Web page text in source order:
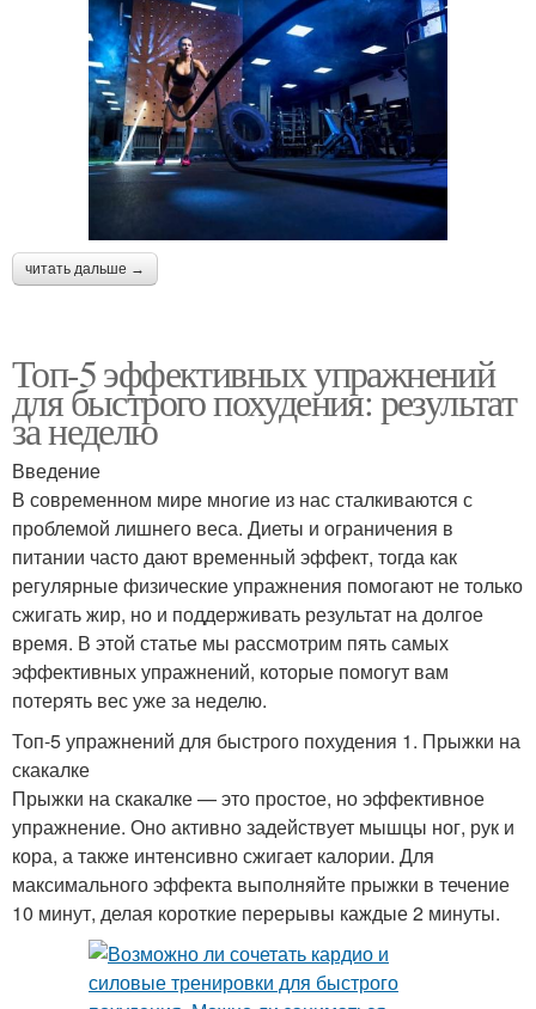
читать дальше →
Топ-5 эффективных упражнений
для быстрого похудения: результат
за неделю
Введение
В современном мире многие из нас сталкиваются с
проблемой лишнего веса. Диеты и ограничения в
питании часто дают временный эффект, тогда как
регулярные физические упражнения помогают не только
сжигать жир, но и поддерживать результат на долгое
время. В этой статье мы рассмотрим пять самых
эффективных упражнений, которые помогут вам
потерять вес уже за неделю.
Топ-5 упражнений для быстрого похудения 1. Прыжки на
скакалке
Прыжки на скакалке — это простое, но эффективное
упражнение. Оно активно задействует мышцы ног, рук и
кора, а также интенсивно сжигает калории. Для
максимального эффекта выполняйте прыжки в течение
10 минут, делая короткие перерывы каждые 2 минуты.